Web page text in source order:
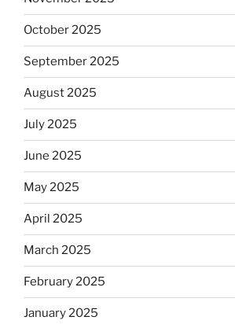
October 2025
September 2025
August 2025
July 2025
June 2025
May 2025
April 2025
March 2025
February 2025
January 2025